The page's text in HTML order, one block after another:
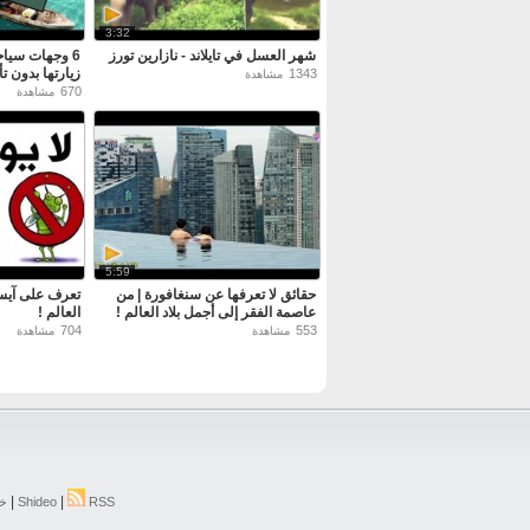
3:32
شهر العسل في تايلاند - نازارين تورز
1343 مشاهدة
6 وجهات
زيارتها بدون
670 مشاهدة
5:59
حقائق لا تعرفها عن سنغافورة | من
عاصمة الفقر إلى أجمل بلاد العالم !
553 مشاهدة
تعرف على
العالم !
704 مشاهدة
Shideo RSS